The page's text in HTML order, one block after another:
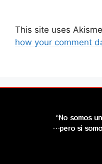
This site uses
how your comment
“No somos
…pero si